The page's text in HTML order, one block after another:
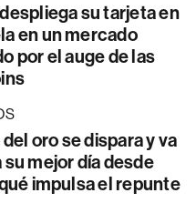
su tarjeta en
en un mercado
por el auge de las
oro se dispara y va
su mejor día desde
impulsa el repunte